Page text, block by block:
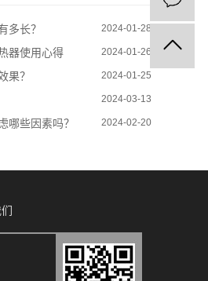
多长？ 2024-01-28
器使用心得 2024-01-26
果？ 2024-01-25
2024-03-13
哪些因素吗？ 2024-02-20